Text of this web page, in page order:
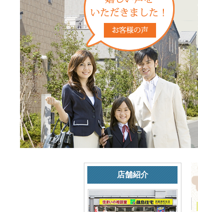
店舗紹介